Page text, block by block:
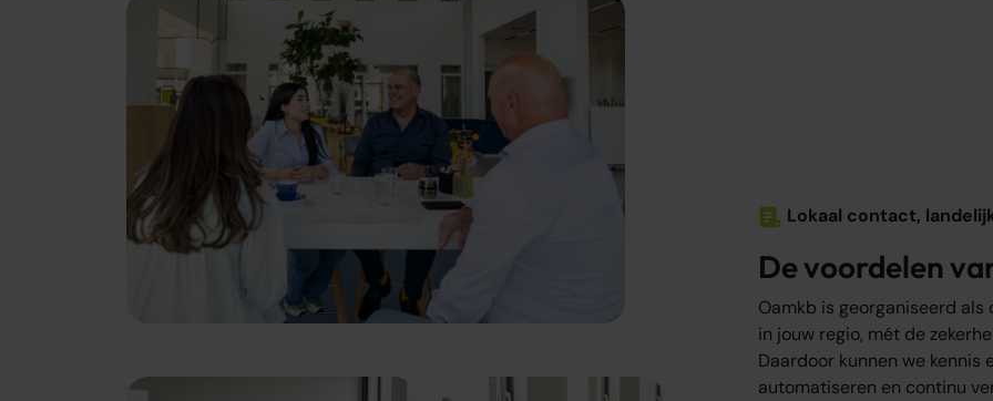
Lokaal contact,
De voordelen
Oamkb is georganiseerd
in jouw regio, mét de
Daardoor kunnen we
automatiseren en continu